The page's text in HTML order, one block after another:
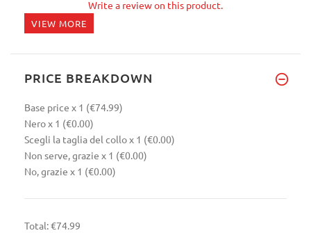
Write a review on this product.
VIEW MORE
PRICE BREAKDOWN
Base price x 1 (€74.99)
Nerox 1 (€0.00)
Scegli la taglia del collox 1 (€0.00)
Non serve, grazie x 1 (€0.00)
No, grazie x 1 (€0.00)
Total:€74.99